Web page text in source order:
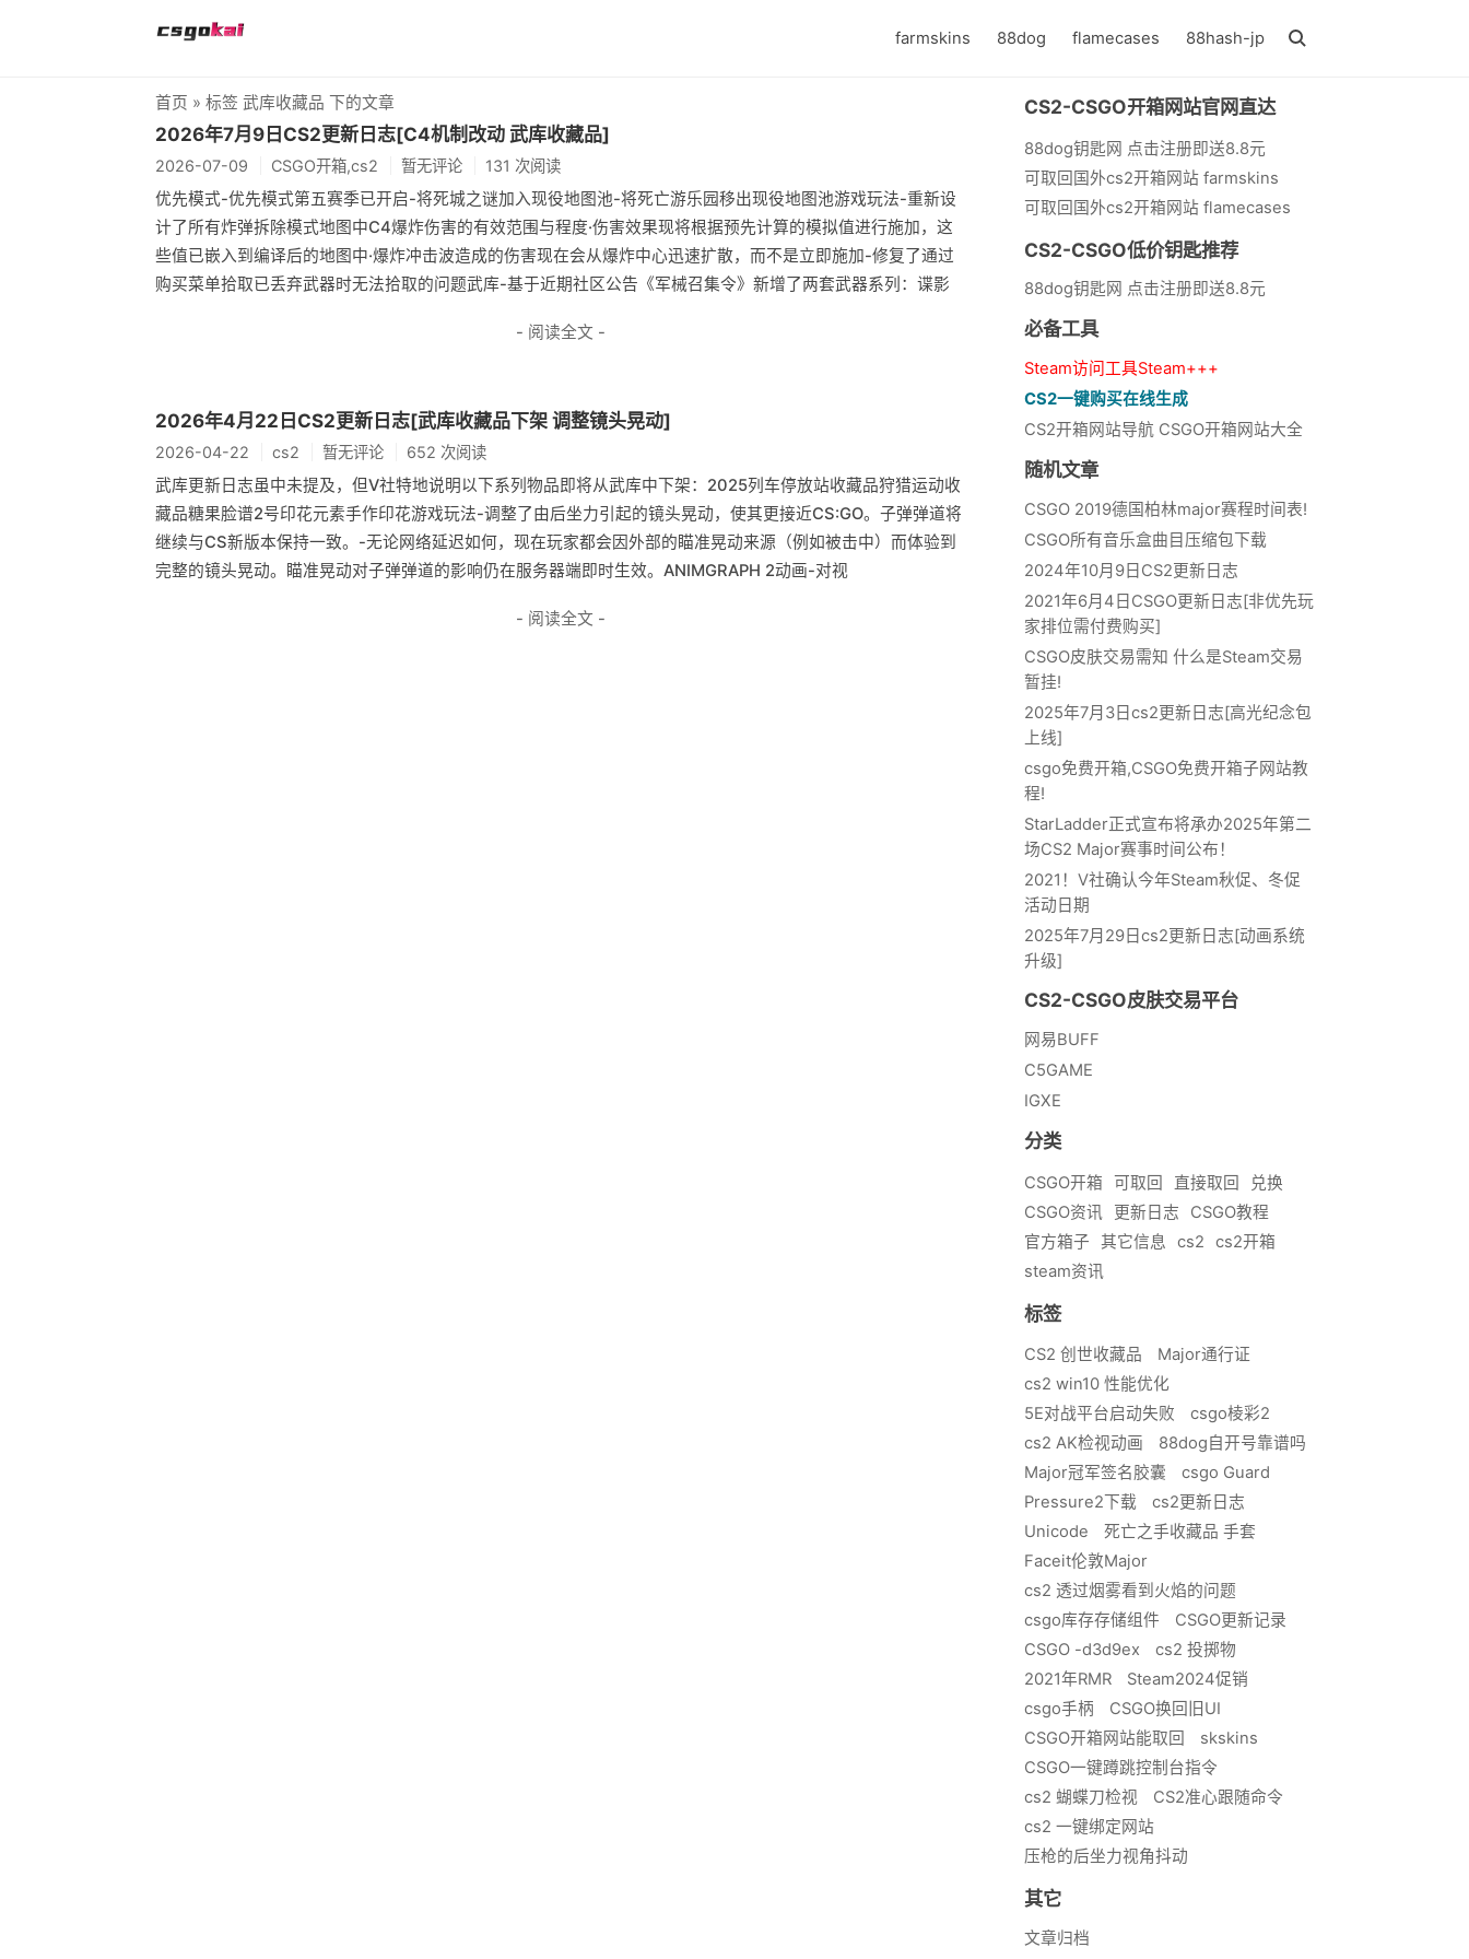
farmskins 88dog flamecases 88hash-jp
首页 » 标签 武库收藏品 下的文章
2026年7月9日CS2更新日志[C4机制改动 武库收藏品]
2026-07-09 CSGO开箱,cs2 暂无评论 131 次阅读
优先模式-优先模式第五赛季已开启-将死城之谜加入现役地图池-将死亡游乐园移出现役地图池游戏玩法-重新设
计了所有炸弹拆除模式地图中C4爆炸伤害的有效范围与程度·伤害效果现将根据预先计算的模拟值进行施加，这
些值已嵌入到编译后的地图中·爆炸冲击波造成的伤害现在会从爆炸中心迅速扩散，而不是立即施加-修复了通过
购买菜单拾取已丢弃武器时无法拾取的问题武库-基于近期社区公告《军械召集令》新增了两套武器系列：谍影
- 阅读全文 -
2026年4月22日CS2更新日志[武库收藏品下架 调整镜头晃动]
2026-04-22 cs2 暂无评论 652 次阅读
武库更新日志虽中未提及，但V社特地说明以下系列物品即将从武库中下架：2025列车停放站收藏品狩猎运动收
藏品糖果脸谱2号印花元素手作印花游戏玩法-调整了由后坐力引起的镜头晃动，使其更接近CS:GO。子弹弹道将
继续与CS新版本保持一致。-无论网络延迟如何，现在玩家都会因外部的瞄准晃动来源（例如被击中）而体验到
完整的镜头晃动。瞄准晃动对子弹弹道的影响仍在服务器端即时生效。ANIMGRAPH 2动画-对视
- 阅读全文 -
CS2-CSGO开箱网站官网直达
88dog钥匙网 点击注册即送8.8元
可取回国外cs2开箱网站 farmskins
可取回国外cs2开箱网站 flamecases
CS2-CSGO低价钥匙推荐
88dog钥匙网 点击注册即送8.8元
必备工具
Steam访问工具Steam+++
CS2一键购买在线生成
CS2开箱网站导航 CSGO开箱网站大全
随机文章
CSGO 2019德国柏林major赛程时间表!
CSGO所有音乐盒曲目压缩包下载
2024年10月9日CS2更新日志
2021年6月4日CSGO更新日志[非优先玩
家排位需付费购买]
CSGO皮肤交易需知 什么是Steam交易
暂挂!
2025年7月3日cs2更新日志[高光纪念包
上线]
csgo免费开箱,CSGO免费开箱子网站教
程!
StarLadder正式宣布将承办2025年第二
场CS2 Major赛事时间公布！
2021！V社确认今年Steam秋促、冬促
活动日期
2025年7月29日cs2更新日志[动画系统
升级]
CS2-CSGO皮肤交易平台
网易BUFF
C5GAME
IGXE
分类
CSGO开箱 可取回 直接取回
兑换
CSGO资讯
更新日志
CSGO教程
官方箱子
其它信息 cs2
cs2开箱
steam资讯
标签
CS2 创世收藏品
Major通行证
cs2 win10 性能优化
5E对战平台启动失败
csgo棱彩2
cs2 AK检视动画
88dog自开号靠谱吗
Major冠军签名胶囊
csgo Guard
Pressure2下载
cs2更新日志
Unicode
死亡之手收藏品 手套
Faceit伦敦Major
cs2 透过烟雾看到火焰的问题
csgo库存存储组件
CSGO更新记录
CSGO -d3d9ex
cs2 投掷物
2021年RMR
Steam2024促销
csgo手柄
CSGO换回旧UI
CSGO开箱网站能取回
skskins
CSGO一键蹲跳控制台指令
cs2 蝴蝶刀检视
CS2准心跟随命令
cs2 一键绑定网站
压枪的后坐力视角抖动
其它
文章归档